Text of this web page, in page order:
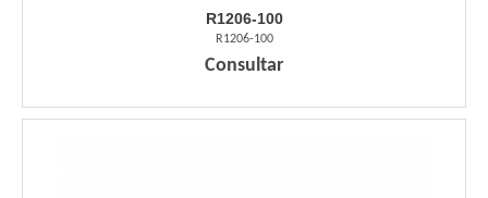
R1206-100
R1206-100
Consultar